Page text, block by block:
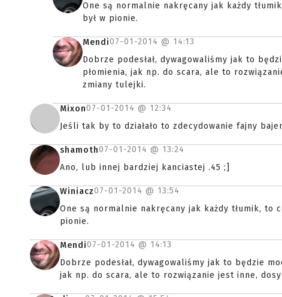
One są normalnie nakręcany jak każdy
był w pionie.
Mendi07-01-2014 @ 14:13
Dobrze podesłał, dywagowaliśmy jak to
płomienia, jak np. do scara, ale to
zmiany tulejki.
Mixon07-01-2014 @ 12:34
Jeśli tak by to działało to zdecydowanie fajny
shamoth07-01-2014 @ 13:24
Ano, lub innej bardziej kanciastej .45 ;]
Winiacz07-01-2014 @ 13:54
One są normalnie nakręcany jak każdy tłumik, to
pionie.
Mendi07-01-2014 @ 14:13
Dobrze podesłał, dywagowaliśmy jak to będzie
jak np. do scara, ale to rozwiązanie jest inne,